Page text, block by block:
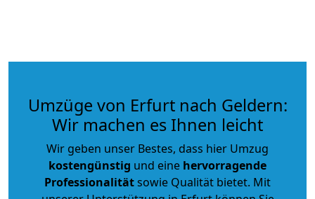
Umzüge von Erfurt nach Geldern:
Wir machen es Ihnen leicht
Wir geben unser Bestes, dass hier Umzug
kostengünstig und eine hervorragende
Professionalitätsowie Qualität bietet. Mit